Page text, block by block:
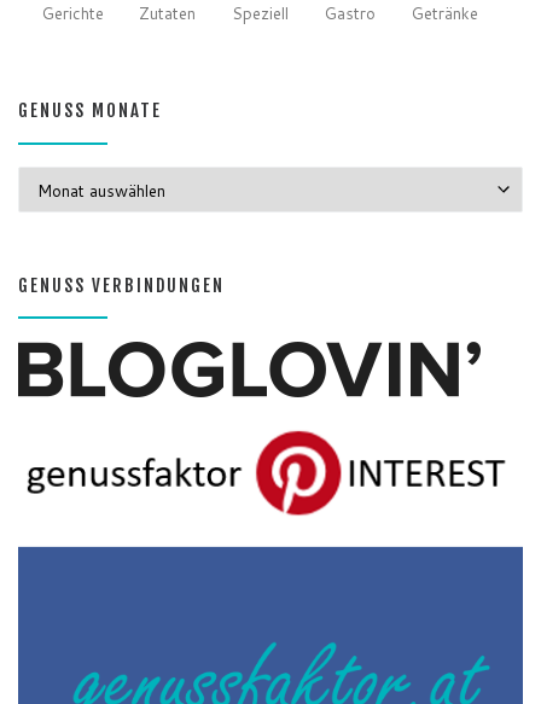
Gerichte Zutaten Speziell Gastro Getränke
GENUSS MONATE
GENUSS VERBINDUNGEN